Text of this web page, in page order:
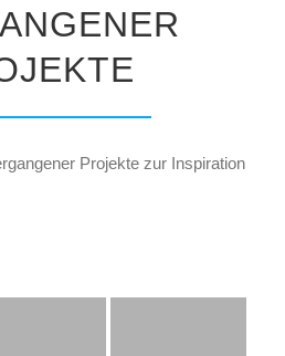
Projekte zur Inspiration